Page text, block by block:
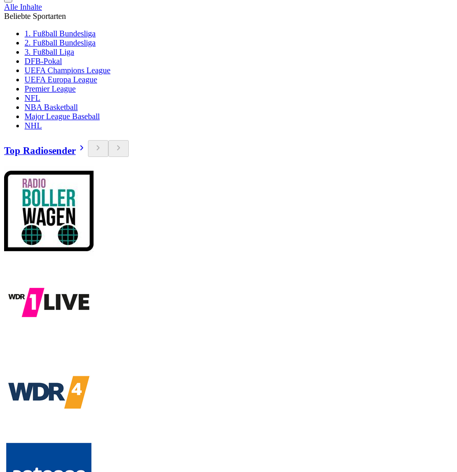
Alle Inhalte
Beliebte Sportarten
1. Fußball Bundesliga
2. Fußball Bundesliga
3. Fußball Liga
DFB-Pokal
UEFA Champions League
UEFA Europa League
Premier League
NFL
NBA Basketball
Major League Baseball
NHL
Top Radiosender